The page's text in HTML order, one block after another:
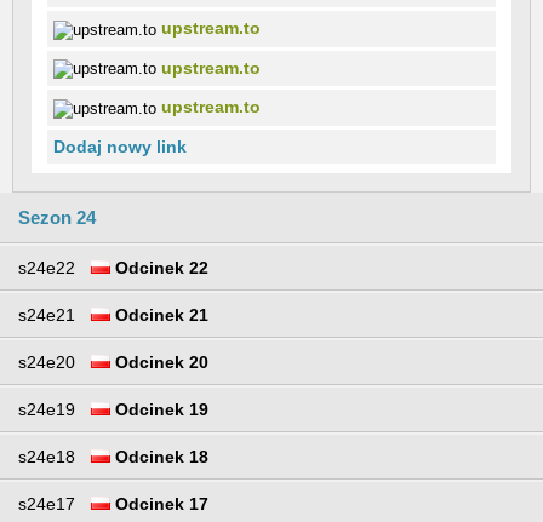
upstream.to
upstream.to
upstream.to
Dodaj nowy link
Sezon 24
s24e22 Odcinek 22
s24e21 Odcinek 21
s24e20 Odcinek 20
s24e19 Odcinek 19
s24e18 Odcinek 18
s24e17 Odcinek 17